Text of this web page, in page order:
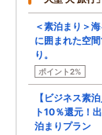
＜素泊まり＞
に囲まれた空
り。
ポイント2%
【ビジネス素
ト10％還元！
泊まりプラン